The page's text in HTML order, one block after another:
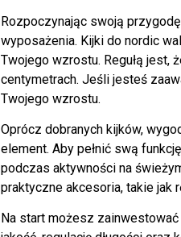
Rozpoczynając swoją
wyposażenia. Kijki do nordic
Twojego wzrostu. Regułą jest,
centymetrach. Jeśli jesteś
Twojego wzrostu.
Oprócz dobranych kijków,
element. Aby pełnić swą
podczas aktywności na
praktyczne akcesoria, takie jak
Na start możesz